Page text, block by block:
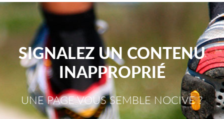
SIGNALEZ UN CONTENU
INAPPROPRIÉ
UNE PAGE VOUS SEMBLE NOCIVE ?